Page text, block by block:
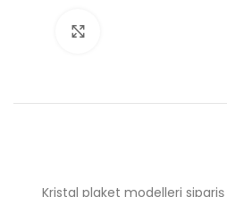
Kristal plaket modelleri